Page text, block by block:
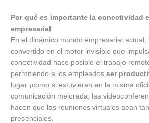
Por qué es importante la conectividad
empresarial
En el dinámico mundo empresarial
convertido en el motor invisible que
conectividad hace posible el trabajo
permitiendo a los empleadosser
lugar ¡como si estuvieran en la misma
comunicación mejorada; las
hacen que las reuniones virtuales sean
presenciales.